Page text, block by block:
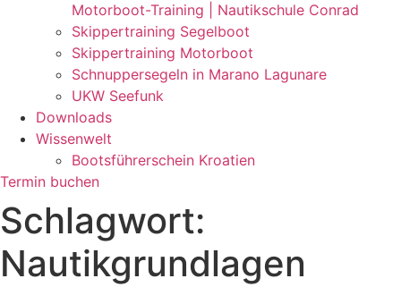
Motorboot-Training | Nautikschule Conrad
Skippertraining Segelboot
Skippertraining Motorboot
Schnuppersegeln in Marano Lagunare
UKW Seefunk
Downloads
Wissenwelt
Bootsführerschein Kroatien
Termin buchen
Schlagwort:
Nautikgrundlagen